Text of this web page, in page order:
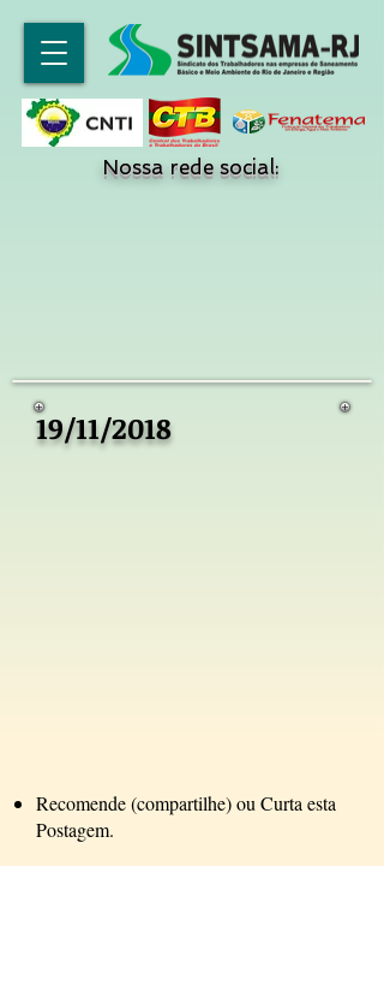
Nossa rede social:
19/11/2018
Recomende (compartilhe) ou Curta esta
Postagem.